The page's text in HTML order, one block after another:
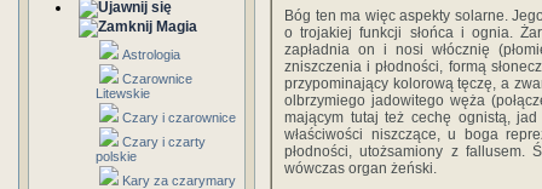
Magia
Astrologia
Czarownice
Litewskie
Czary i czarownice
Czary i czarty
polskie
Kary za czarymary
Bóg ten ma więc aspekty solarne.
o trojakiej funkcji słońca i ognia.
zapładnia on i nosi włócznię
zniszczenia i płodności, formą
przypominający kolorową tęczę, a
olbrzymiego jadowitego węża
mającym tutaj też cechę ognistą,
właściwości niszczące, u boga
płodności, utożsamiony z fallusem.
wówczas organ żeński.